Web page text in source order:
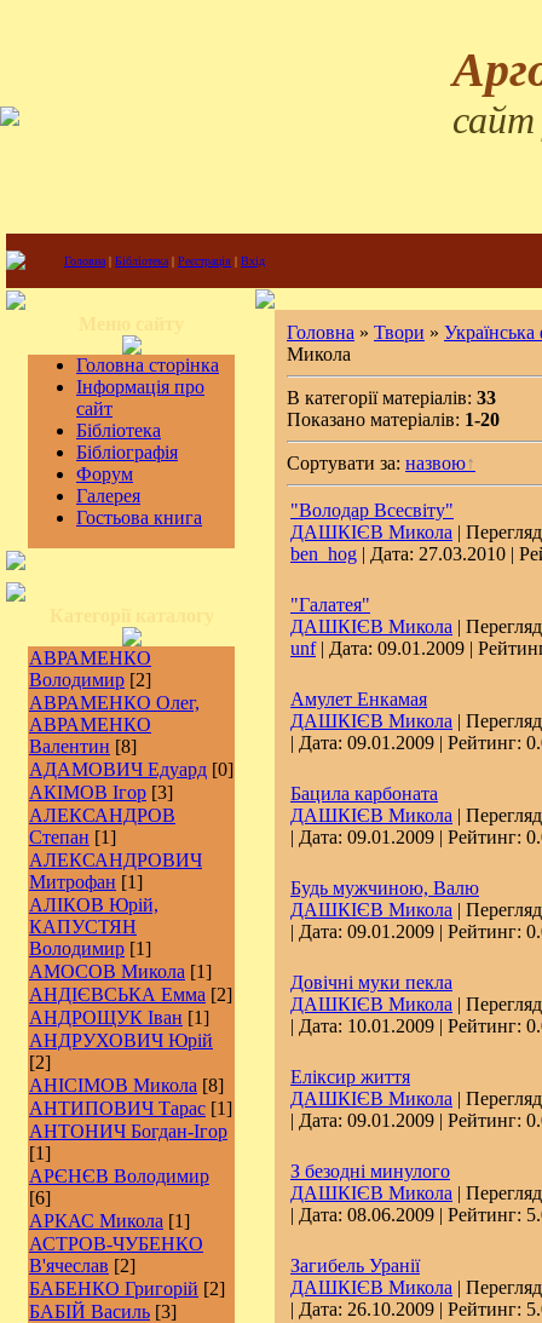
сайт
Головна | Бібліотека | Реєстрація | Вхід
Головна сторінка
Інформація про
сайт
Бібліотека
Бібліографія
Форум
Галерея
Гостьова книга
АВРАМЕНКО
Володимир [2]
АВРАМЕНКО Олег,
АВРАМЕНКО
Валентин [8]
АДАМОВИЧ Едуард [0]
АКІМОВ Ігор [3]
АЛЕКСАНДРОВ
Степан [1]
АЛЕКСАНДРОВИЧ
Митрофан [1]
АЛІКОВ Юрій,
КАПУСТЯН
Володимир [1]
АМОСОВ Микола [1]
АНДІЄВСЬКА Емма [2]
АНДРОЩУК Іван [1]
АНДРУХОВИЧ Юрій
[2]
АНІСІМОВ Микола [8]
АНТИПОВИЧ Тарас [1]
АНТОНИЧ Богдан-Ігор
[1]
АРЄНЄВ Володимир
[6]
АРКАС Микола [1]
АСТРОВ-ЧУБЕНКО
В'ячеслав [2]
БАБЕНКО Григорій [2]
БАБІЙ Василь [3]
Головна » Твори » Українська
Микола
В категорії матеріалів: 33
Показано матеріалів: 1-20
Сортувати за: назвою
"Володар Всесвіту"
ДАШКІЄВ Микола |
ben_hog | Дата: 27.03.2010 |
"Галатея"
ДАШКІЄВ Микола |
unf| Дата: 09.01.2009 |
Амулет Енкамая
ДАШКІЄВ Микола |
| Дата: 09.01.2009 | Рейтинг:
Бацила карбоната
ДАШКІЄВ Микола |
| Дата: 09.01.2009 | Рейтинг:
Будь мужчиною, Валю
ДАШКІЄВ Микола |
| Дата: 09.01.2009 | Рейтинг:
Довічні муки пекла
ДАШКІЄВ Микола |
| Дата: 10.01.2009 | Рейтинг:
Еліксир життя
ДАШКІЄВ Микола |
| Дата: 09.01.2009 | Рейтинг:
З безодні минулого
ДАШКІЄВ Микола |
| Дата: 08.06.2009 | Рейтинг:
Загибель Уранії
ДАШКІЄВ Микола |
| Дата: 26.10.2009 | Рейтинг: